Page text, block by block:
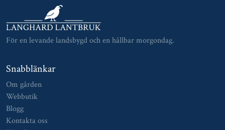
För en levande landsbygd och en hållbar morgondag.
Snabblänkar
Om gården
Webbutik
Blogg
Kontakta oss